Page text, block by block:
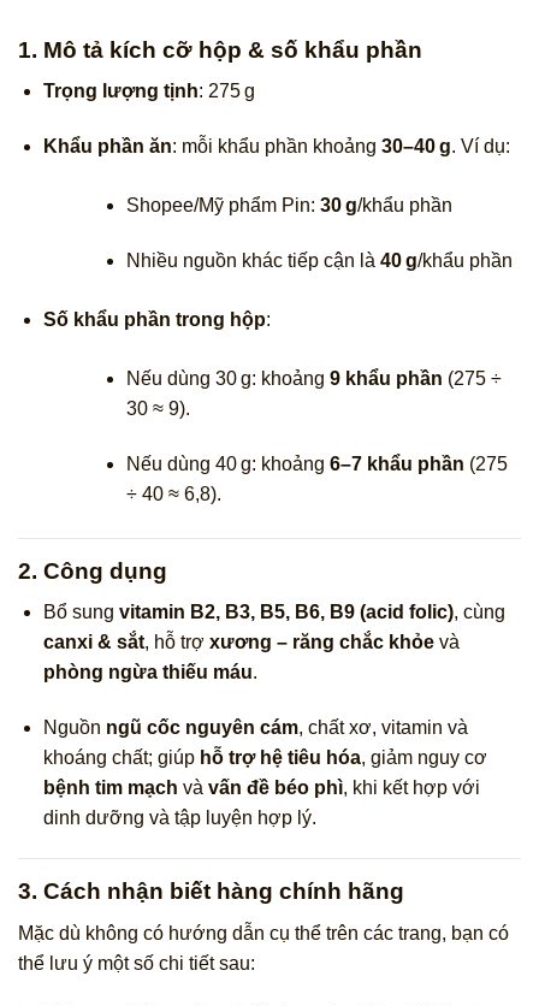
1. Mô tả kích cỡ hộp & số khẩu phần
Trọng lượng tịnh: 275 g
Khẩu phần ăn: mỗi khẩu phần khoảng 30–40 g. Ví dụ:
Shopee/Mỹ phẩm Pin: 30 g/khẩu phần
Nhiều nguồn khác tiếp cận là 40 g/khẩu phần
Số khẩu phần trong hộp:
Nếu dùng 30 g: khoảng 9 khẩu phần (275 ÷
30 ≈ 9).
Nếu dùng 40 g: khoảng 6–7 khẩu phần (275
÷ 40 ≈ 6,8).
2. Công dụng
Bổ sung vitamin B2, B3, B5, B6, B9 (acid folic), cùng
canxi & sắt, hỗ trợ xương – răng chắc khỏevà
phòng ngừa thiếu máu.
Nguồn ngũ cốc nguyên cám, chất xơ, vitamin và
khoáng chất; giúp hỗ trợ hệ tiêu hóa, giảm nguy cơ
bệnh tim mạch và vấn đề béo phì, khi kết hợp với
dinh dưỡng và tập luyện hợp lý.
3. Cách nhận biết hàng chính hãng
Mặc dù không có hướng dẫn cụ thể trên các trang, bạn có
thể lưu ý một số chi tiết sau: